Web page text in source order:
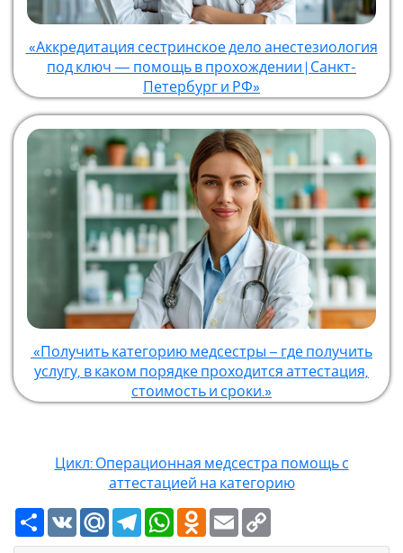
«Аккредитация сестринское дело анестезиология
под ключ — помощь в прохождении | Санкт-
Петербург и РФ»
«Получить категорию медсестры – где получить
услугу, в каком порядке проходится аттестация,
стоимость и сроки.»
Цикл: Операционная медсестра помощь с
аттестацией на категорию
Ресурс
VK Mail.RuTelegramWhatsAppOdnoklassniki
Email